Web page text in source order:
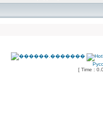
[ Time :